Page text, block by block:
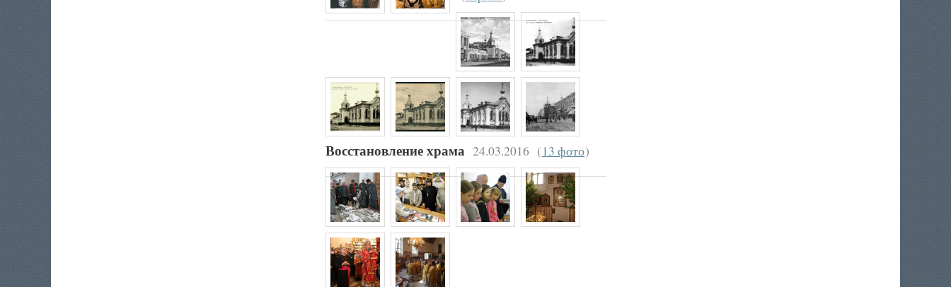
Восстановление храма 24.03.2016 (13 фото)